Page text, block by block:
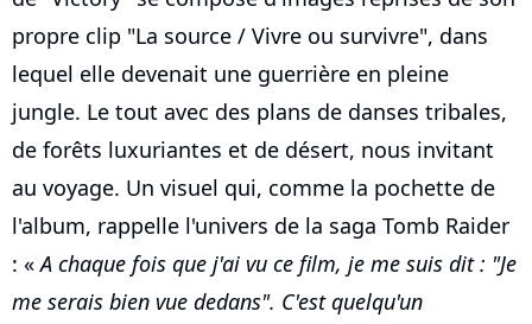
propre clip "La source / Vivre ou survivre", dans
lequel elle devenait une guerrière en pleine
jungle. Le tout avec des plans de danses tribales,
de forêts luxuriantes et de désert, nous invitant
au voyage. Un visuel qui, comme la pochette de
l'album, rappelle l'univers de la saga Tomb Raider
: «A chaque fois que j'ai vu ce film, je me suis dit : "Je
me serais bien vue dedans". C'est quelqu'un